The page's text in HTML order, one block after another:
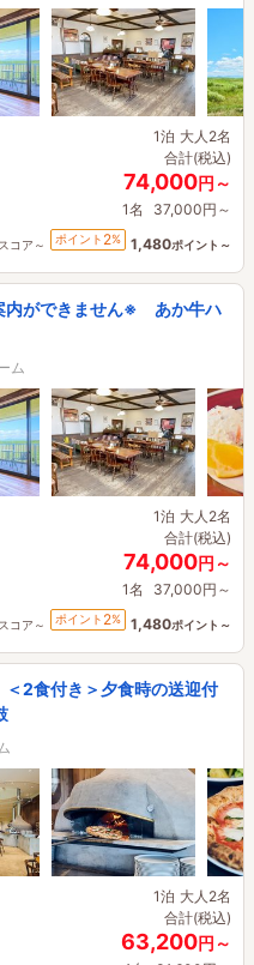
1泊 大人2名
合計(税込)
74,000円～
1名 37,000円～
コア～ ポイント 2% 1,480ポイント～
内ができません※ あか牛ハ
ム
1泊 大人2名
合計(税込)
74,000円～
1名 37,000円～
コア～ ポイント 2% 1,480ポイント～
＜2食付き＞夕食時の送迎付
1泊 大人2名
合計(税込)
63,200円～